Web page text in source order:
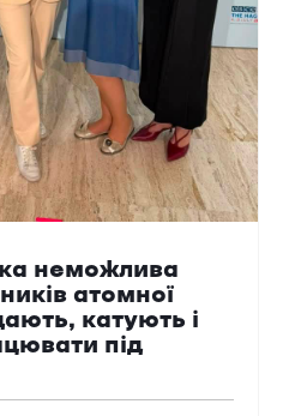
неможлива
атомної
катують і
під